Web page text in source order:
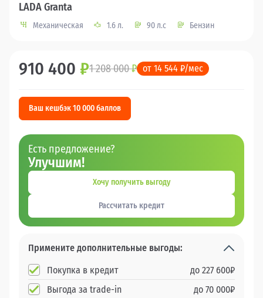
LADA Granta
Механическая 1.6 л. 90 л.с Бензин
910 400 ₽1 208 000₽ от 14 544 ₽/мес
Ваш кешбэк 10 000 баллов
Есть предложение?
Улучшим!
Хочу получить выгоду
Рассчитать кредит
Примените дополнительные выгоды:
Покупка в кредит
до 227 600₽
Выгода за trade-in
до 70 000₽